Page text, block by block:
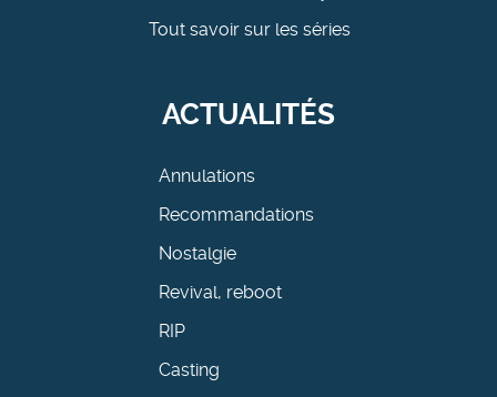
Tout savoir sur les séries
ACTUALITÉS
Annulations
Recommandations
Nostalgie
Revival, reboot
RIP
Casting